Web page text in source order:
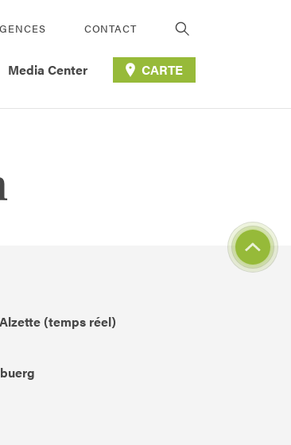
CONTACT
Media Center CARTE
(temps réel)